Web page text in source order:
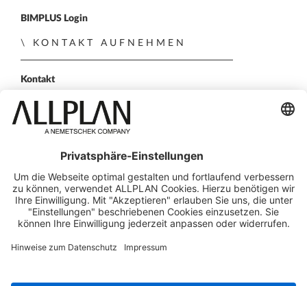
BIMPLUS Login
KONTAKT AUFNEHMEN
Kontakt
Vertriebspartner
Persönliche Demo
FOLGEN SIE UNS
ALLPLAN auf LinkedIn
ALLPLAN auf Xing
ALLPLAN auf Facebook
ALLPLAN auf YouTube